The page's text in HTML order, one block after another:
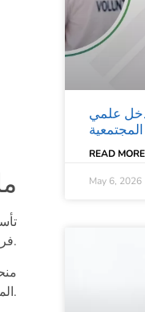
فرص الحصول على التعليم الجيد للمحتاجين على مستوى العالم.
المنحة.
علمي
READ
May 6, 2026